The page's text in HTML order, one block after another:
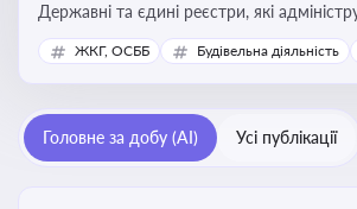
Державні та єдині реєстри, які
Мінюстом України, і є ключовими
юридичного захисту, ідентифікації прав,
сімейних та майнових відносин
ЖКГ, ОСББ Будівельна діяльність
Головне за добу (AI) Усі публікації